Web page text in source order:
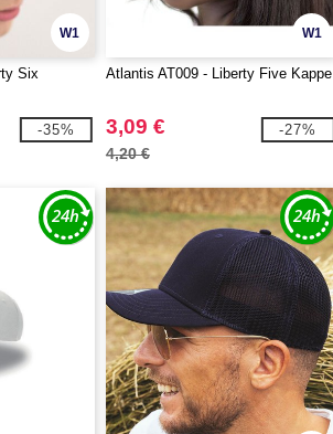
W1
Six
-35%
W1
Atlantis AT009 - Liberty Five Kappe
3,09 €
4,20 €
-27%